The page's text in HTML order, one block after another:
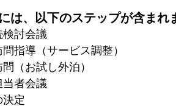
は、以下のステップが含まれ
検討会議
指導（サービス調整）
（お試し外泊）
者会議
定